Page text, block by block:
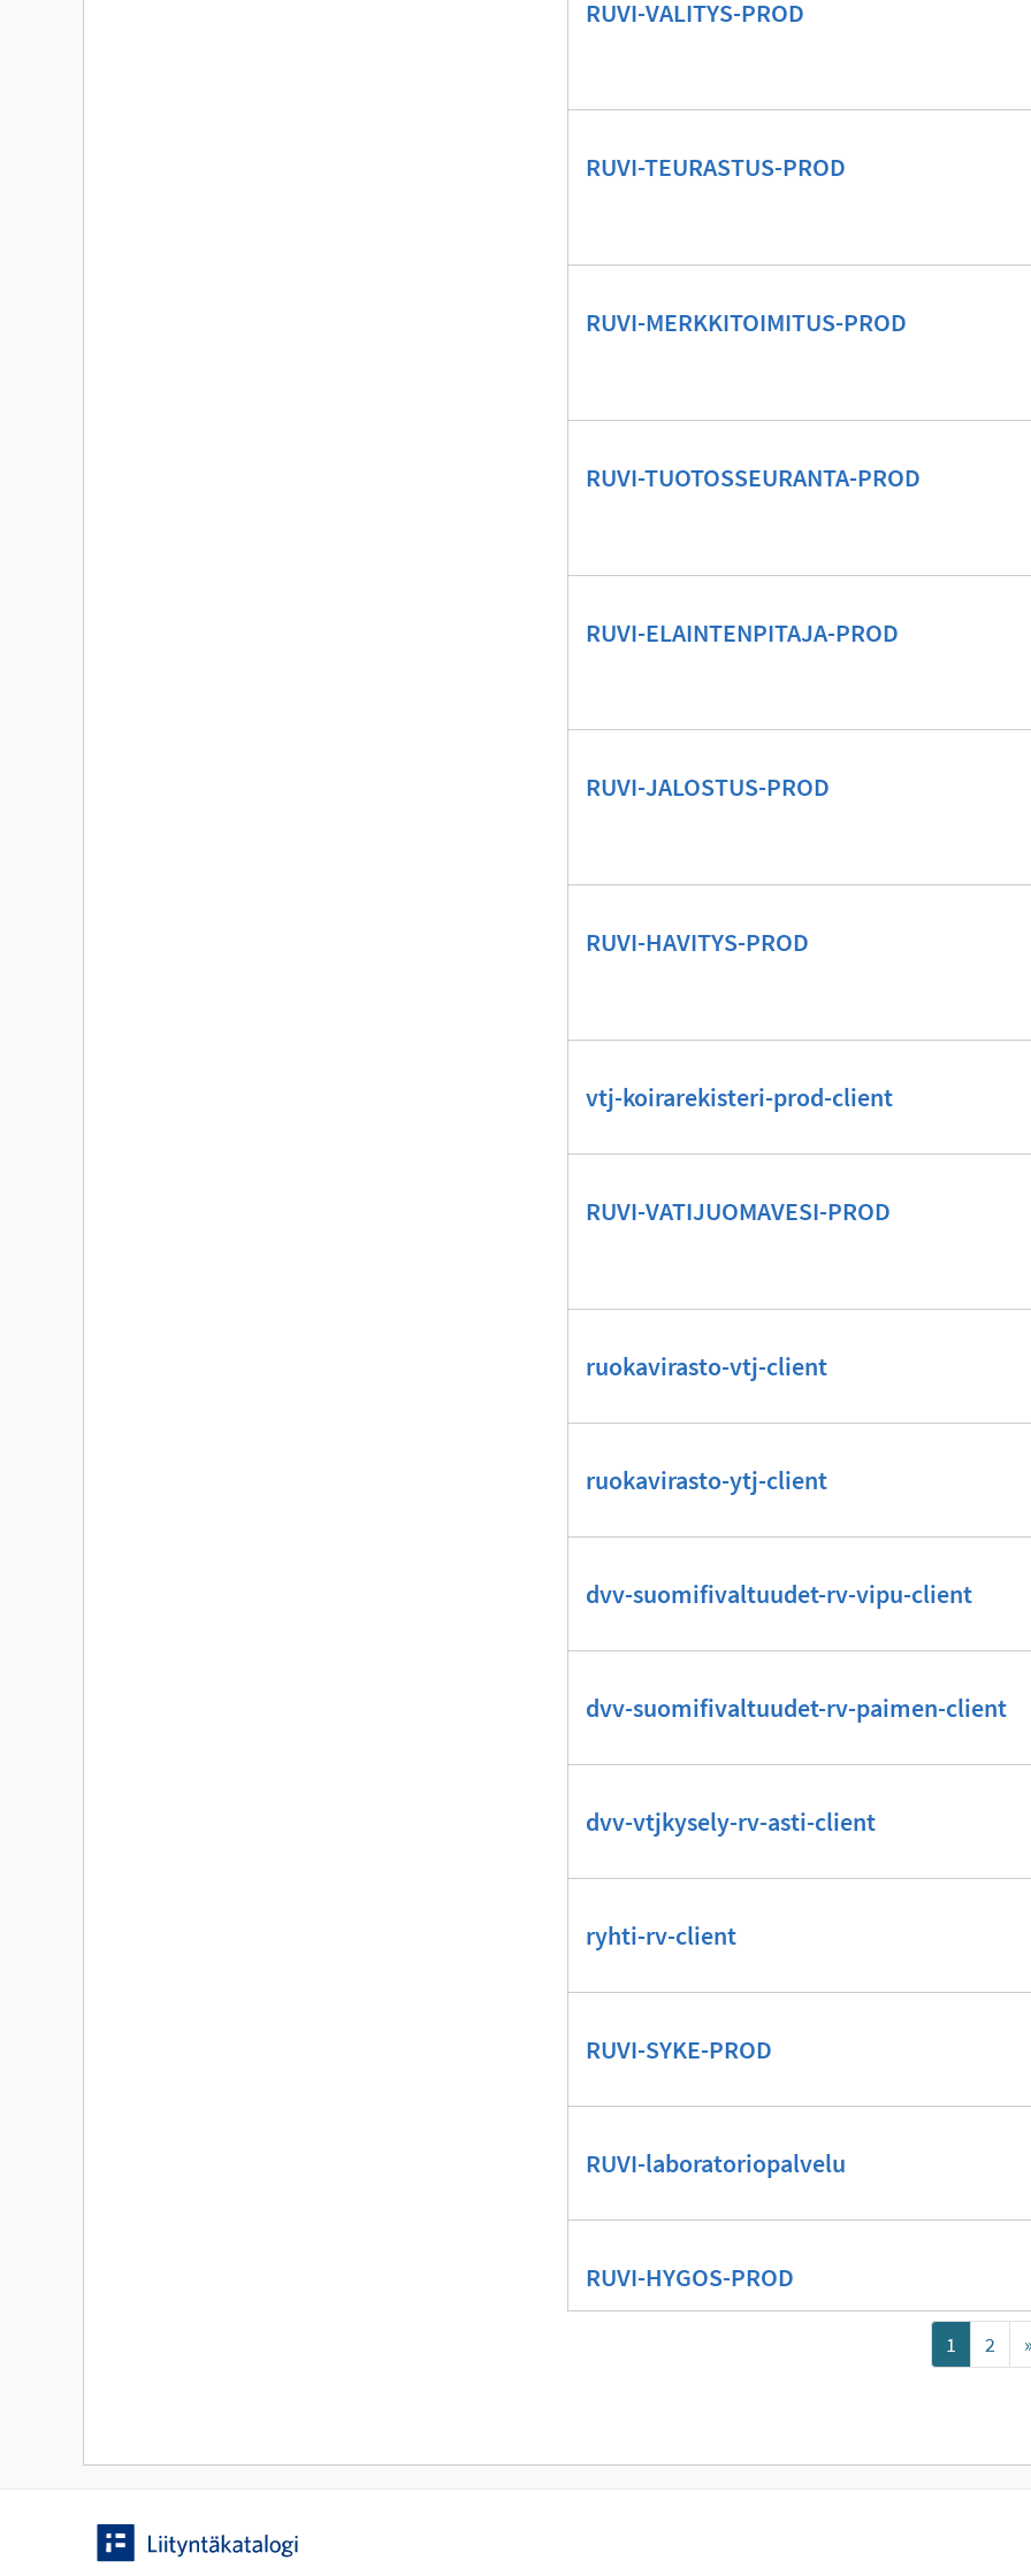
RUVI-VALITYS-PROD
RUVI-TEURASTUS-PROD
RUVI-MERKKITOIMITUS-PROD
RUVI-TUOTOSSEURANTA-PROD
RUVI-ELAINTENPITAJA-PROD
RUVI-JALOSTUS-PROD
RUVI-HAVITYS-PROD
vtj-koirarekisteri-prod-client
RUVI-VATIJUOMAVESI-PROD
ruokavirasto-vtj-client
ruokavirasto-ytj-client
dvv-suomifivaltuudet-rv-vipu-client
dvv-suomifivaltuudet-rv-paimen-client
dvv-vtjkysely-rv-asti-client
ryhti-rv-client
RUVI-SYKE-PROD
RUVI-laboratoriopalvelu
RUVI-HYGOS-PROD
1 2